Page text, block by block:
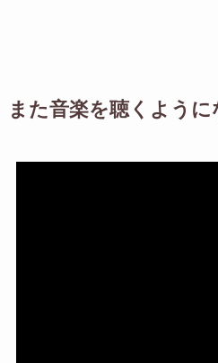
また音楽を聴くように